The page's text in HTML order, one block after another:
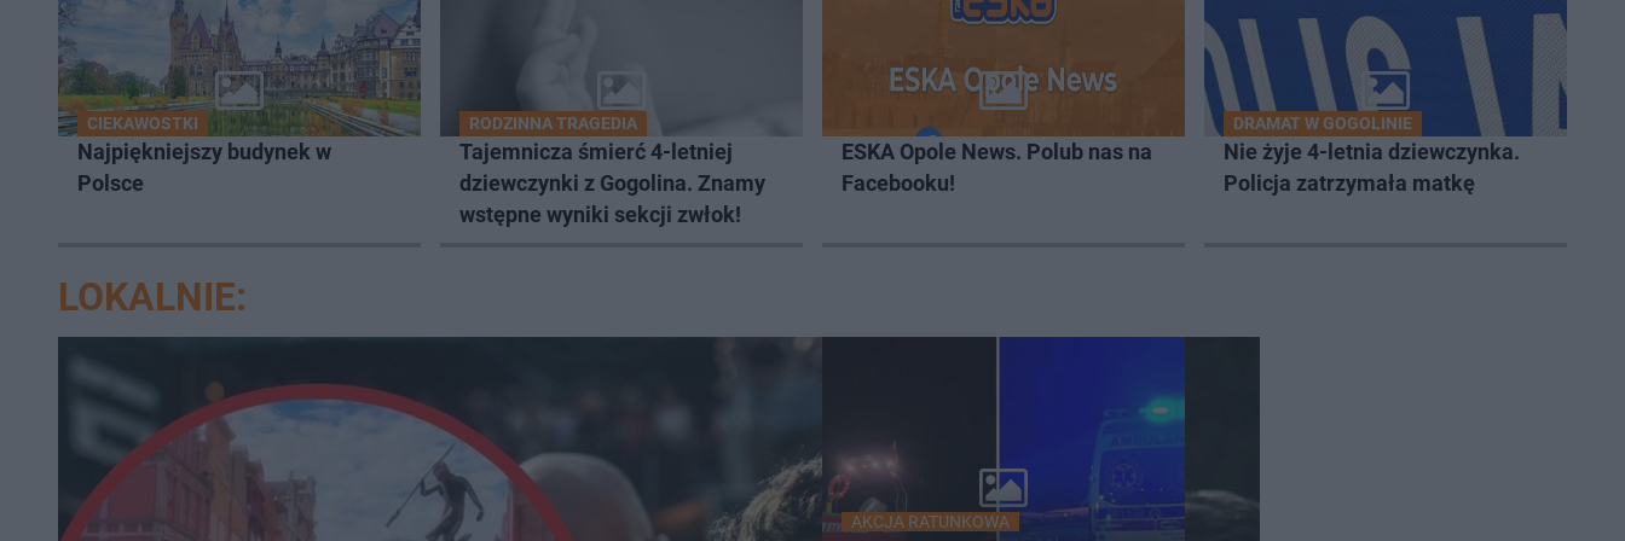
CIEKAWOSTKI
Najpiękniejszy budynek w
Polsce
RODZINNA TRAGEDIA
Tajemnicza śmierć 4-letniej
dziewczynki z Gogolina. Znamy
wstępne wyniki sekcji zwłok!
ESKA Opole News. Polub nas na
Facebooku!
DRAMAT W GOGOLINIE
Nie żyje 4-letnia dziewczynka.
Policja zatrzymała matkę
LOKALNIE:
AKCJA RATUNKOWA